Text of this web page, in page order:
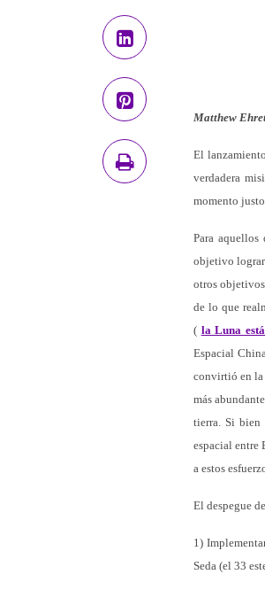
Matthew
El
verdadera
momento
Para
objetivo lograr
otros
de lo que
( la Luna
Espacial
convirtió en la
más
tierra. Si bien
espacial entre
a estos
El despegue
1)
Seda (el 33